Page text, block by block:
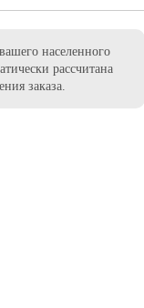
населенного
рассчитана
заказа.